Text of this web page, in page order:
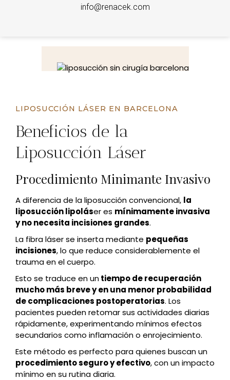
info@renacek.com
LIPOSUCCIÓN LÁSER EN BARCELONA
Beneficios de la
Liposucción Láser
Procedimiento Minimante Invasivo
A diferencia de la liposucción convencional, la
liposucción lipoláser es mínimamente invasiva
y no necesita incisiones grandes.
La fibra láser se inserta mediante pequeñas
incisiones, lo que reduce considerablemente el
trauma en el cuerpo.
Esto se traduce en untiempo de recuperación
mucho más breve y en una menor probabilidad
de complicaciones postoperatorias. Los
pacientes pueden retomar sus actividades diarias
rápidamente, experimentando mínimos efectos
secundarios como inflamación o enrojecimiento.
Este método es perfecto para quienes buscan un
procedimiento seguro y efectivo, con un impacto
mínimo en su rutina diaria.